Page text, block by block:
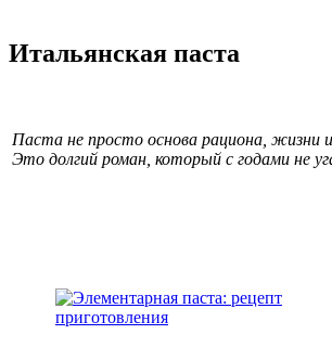
Итальянская паста
Паста не просто основа рациона, жизни
Это долгий роман, который с годами не